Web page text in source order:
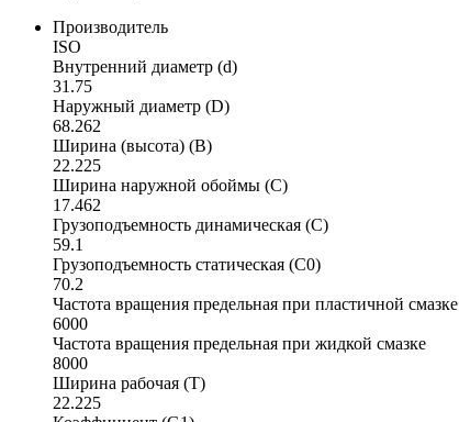
Производитель
ISO
Внутренний диаметр (d)
31.75
Наружный диаметр (D)
68.262
Ширина (высота) (B)
22.225
Ширина наружной обоймы (C)
17.462
Грузоподъемность динамическая (C)
59.1
Грузоподъемность статическая (C0)
70.2
Частота вращения предельная при пластичной смазке
6000
Частота вращения предельная при жидкой смазке
8000
Ширина рабочая (T)
22.225